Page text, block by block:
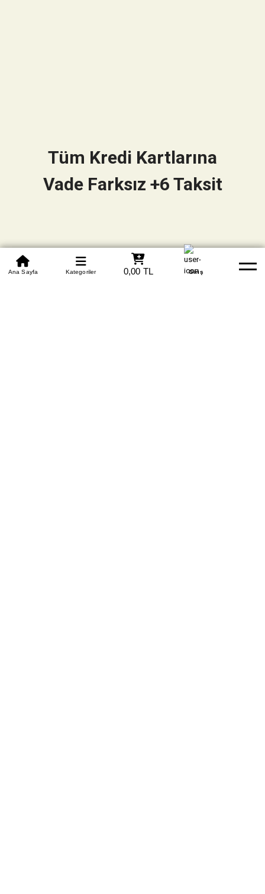
0850 305 09 70
Beden Tablosu Banka Hesapları Whatsapp Yardım
Ana Sayfa Kategoriler 0,00 TL Giriş
Tüm Kredi Kartlarına
Vade Farksız +6 Taksit